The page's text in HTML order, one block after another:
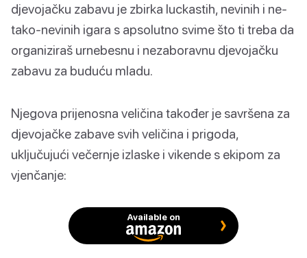
djevojačku zabavu je zbirka luckastih, nevinih i ne-
tako-nevinih igara s apsolutno svime što ti treba da
organiziraš urnebesnu i nezaboravnu djevojačku
zabavu za buduću mladu.
Njegova prijenosna veličina također je savršena za
djevojačke zabave svih veličina i prigoda,
uključujući večernje izlaske i vikende s ekipom za
vjenčanje:
Available on